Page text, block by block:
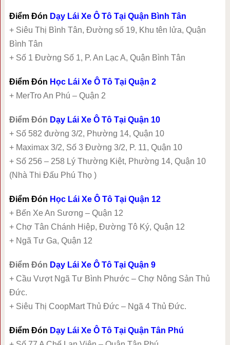
Điểm Đón Dạy Lái Xe Ô Tô Tại Quận Bình Tân
+ Siêu Thị Bình Tân, Đường số 19, Khu tên lửa, Quận
Bình Tân
+ Số 1 Đường Số 1, P. An Lạc A, Quận Bình Tân
Điểm Đón Học Lái Xe Ô Tô Tại Quận 2
+ MerTro An Phú – Quận 2
Điểm Đón Dạy Lái Xe Ô Tô Tại Quận 10
+ Số 582 đường 3/2, Phường 14, Quận 10
+ Maximax 3/2, Số 3 Đường 3/2, P. 11, Quận 10
+ Số 256 – 258 Lý Thường Kiệt, Phường 14, Quận 10
(Nhà Thi Đấu Phú Thọ )
Điểm Đón Học Lái Xe Ô Tô Tại Quận 12
+ Bến Xe An Sương – Quận 12
+ Chợ Tân Chánh Hiệp, Đường Tô Ký, Quận 12
+ Ngã Tư Ga, Quận 12
Điểm Đón Dạy Lái Xe Ô Tô Tại Quận 9
+ Cầu Vượt Ngã Tư Bình Phước – Chợ Nông Sản Thủ
Đức.
+ Siêu Thị CoopMart Thủ Đức – Ngã 4 Thủ Đức.
Điểm Đón Dạy Lái Xe Ô Tô Tại Quận Tân Phú